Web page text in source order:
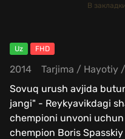
В закладки
Uz FHD
2014 Tarjima / Hayotiy /
Sovuq urush avjida
jangi" - Reykyavikdagi
chempioni unvoni
chempion Boris